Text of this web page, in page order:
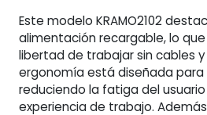
Este modelo KRAMO2102
alimentación recargable, lo
libertad de trabajar sin cables y
ergonomía está diseñada para
reduciendo la fatiga del
experiencia de trabajo.